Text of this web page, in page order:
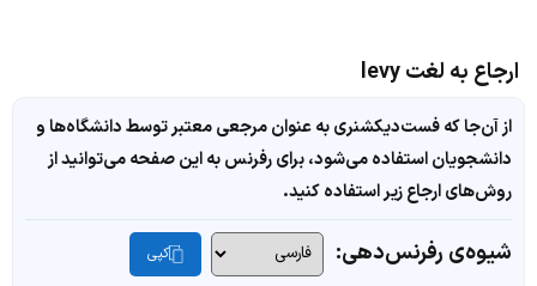
ارجاع به لغت levy
از آن‌جا که فست‌دیکشنری به عنوان مرجعی معتبر توسط دانشگاه‌ها و
دانشجویان استفاده می‌شود، برای رفرنس به این صفحه می‌توانید از
روش‌های ارجاع زیر استفاده کنید.
شیوه‌ی رفرنس‌دهی: کپی